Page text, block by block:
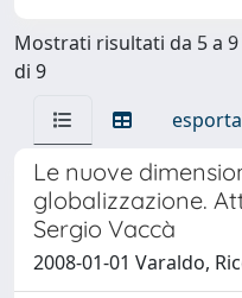
Mostrati risultati da 5 a 9
di 9
Le nuove
globalizzazione.
Sergio Vaccà
2008-01-01 Varaldo,